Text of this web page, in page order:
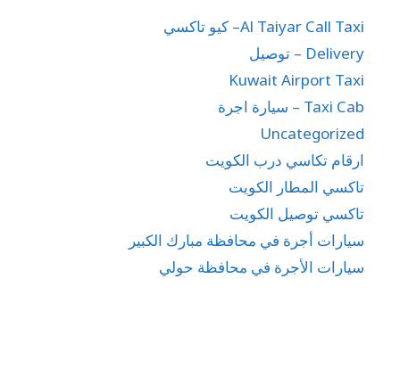
Al Taiyar Call Taxi– كيو تاكسي
Delivery – توصيل
Kuwait Airport Taxi
Taxi Cab – سيارة اجرة
Uncategorized
ارقام تكاسي درب الكويت
تاكسي المطار الكويت
تاكسي توصيل الكويت
سيارات أجرة في محافظة مبارك الكبير
سيارات الأجرة في محافظة حولي